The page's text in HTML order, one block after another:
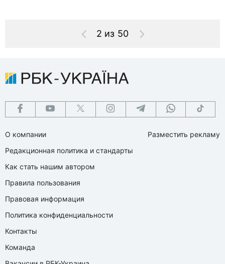
2 из 50
О компании
Редакционная политика и стандарты
Как стать нашим автором
Правила пользования
Правовая информация
Политика конфиденциальности
Контакты
Команда
Разместить рекламу